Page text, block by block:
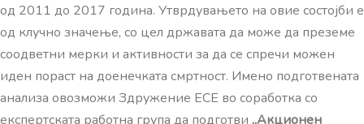
од 2011 до 2017 година. Утврдувањето на овие состојби е
од клучно значење, со цел државата да може да преземе
соодветни мерки и активности за да се спречи можен
иден пораст на доенечката смртност. Имено подготвената
анализа овозможи Здружение ЕСЕ во соработка со
експертската работна група да подготви „Акционен